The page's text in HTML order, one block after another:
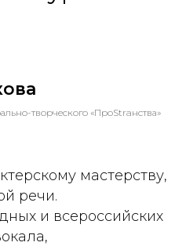
творческого «ПроStraнства»
мастерству,
речи.
и всероссийских